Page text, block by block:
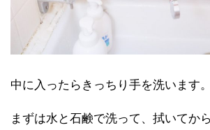
中に入ったらきっちり手を洗います。
まずは水と石鹸で洗って、拭いてか